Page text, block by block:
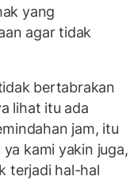
yang
agar tidak
bertabrakan
lihat itu ada
jam, itu
kami yakin juga,
terjadi hal-hal